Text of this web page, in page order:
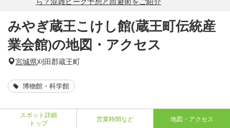
みやぎ蔵王こけし館(蔵王町伝統産
業会館)の地図・アクセス
宮城県刈田郡蔵王町
博物館・科学館
スポット詳細
トップ
営業時間など 地図・アクセス